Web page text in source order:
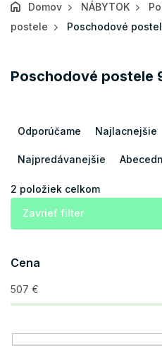
Domov NÁBYTOK
postele
Poschodové
Poschodové postele
i
d
u
k
o
Odporúčame Najlacnejšie
Najpredávanejšie
2 položiek celkom
Zavrieť filter
Cena
507 €